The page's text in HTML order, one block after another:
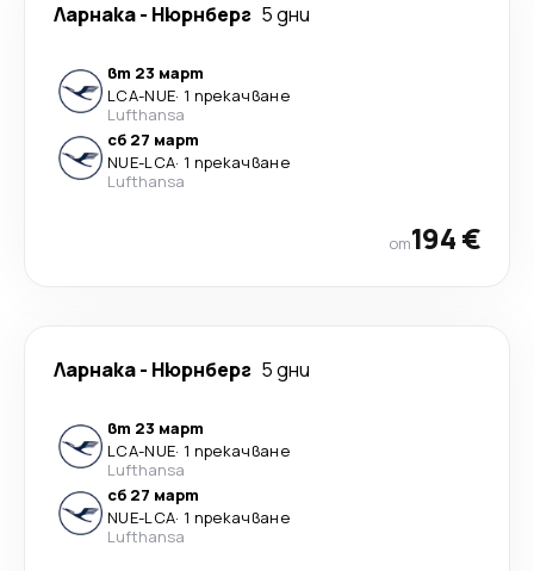
Ларнака- Нюрнберг 5 дни
вт 23 март
LCA-NUE· 1 прекачване
Lufthansa
сб 27 март
NUE-LCA· 1 прекачване
Lufthansa
от194 €
Ларнака- Нюрнберг 5 дни
вт 23 март
LCA-NUE· 1 прекачване
Lufthansa
сб 27 март
NUE-LCA· 1 прекачване
Lufthansa